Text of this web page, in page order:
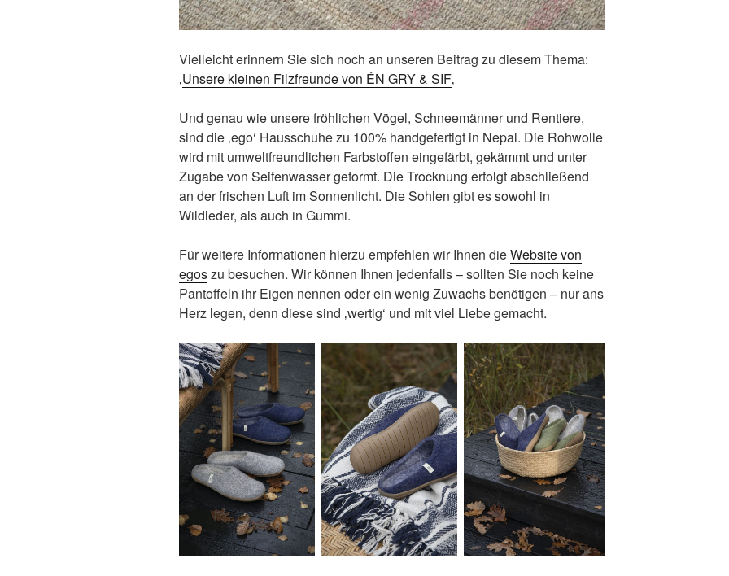
Vielleicht erinnern Sie sich noch an unseren Beitrag zu diesem Thema:
‚Unsere kleinen Filzfreunde von ÉN GRY & SIF‚
Und genau wie unsere fröhlichen Vögel, Schneemänner und Rentiere,
sind die ‚ego‘ Hausschuhe zu 100% handgefertigt in Nepal. Die Rohwolle
wird mit umweltfreundlichen Farbstoffen eingefärbt, gekämmt und unter
Zugabe von Seifenwasser geformt. Die Trocknung erfolgt abschließend
an der frischen Luft im Sonnenlicht. Die Sohlen gibt es sowohl in
Wildleder, als auch in Gummi.
Für weitere Informationen hierzu empfehlen wir Ihnen dieWebsite von
egoszu besuchen. Wir können Ihnen jedenfalls – sollten Sie noch keine
Pantoffeln ihr Eigen nennen oder ein wenig Zuwachs benötigen – nur ans
Herz legen, denn diese sind ‚wertig‘ und mit viel Liebe gemacht.